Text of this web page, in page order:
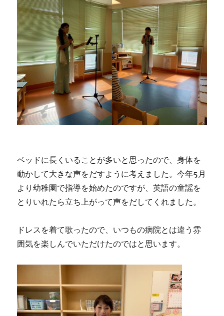
ベッドに長くいることが多いと思ったので、身体を
動かして大きな声をだすように考えました。今年5月
より幼稚園で指導を始めたのですが、英語の童謡を
とりいれたら立ち上がって声をだしてくれました。
ドレスを着て歌ったので、いつもの病院とは違う雰
囲気を楽しんでいただけたのではと思います。